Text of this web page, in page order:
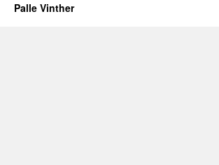
Palle Vinther